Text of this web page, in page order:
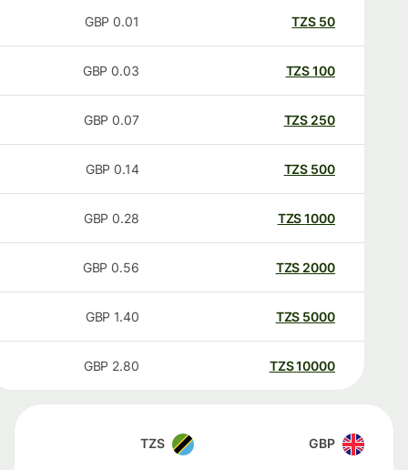
50
TZS
0.01
GBP
100
TZS
0.03
GBP
250
TZS
0.07
GBP
500
TZS
0.14
GBP
1000
TZS
0.28
GBP
2000
TZS
0.56
GBP
5000
TZS
1.40
GBP
10000
TZS
2.80
GBP
GBP
TZS